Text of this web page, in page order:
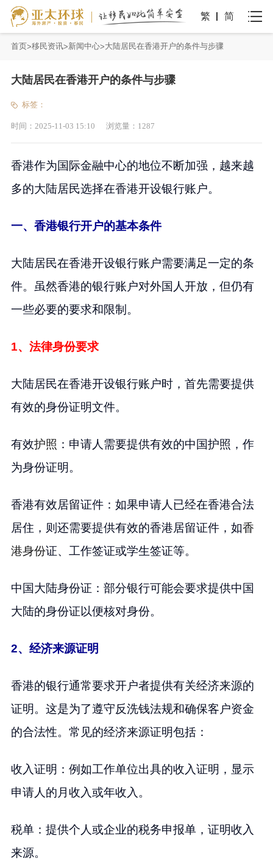
繁 简
首页 移民资讯 新闻中心 大陆居民在香港开户的条件与步骤
大陆居民在香港开户的条件与步骤
标签：
时间： 2025-11-03 15:10 浏览量： 1287
香港作为国际金融中心的地位不断加强，越来越
多的大陆居民选择在香港开设银行账户。
一、香港银行开户的基本条件
大陆居民在香港开设银行账户需要满足一定的条
件。虽然香港的银行账户对外国人开放，但仍有
一些必要的要求和限制。
1、法律身份要求
大陆居民在香港开设银行账户时，首先需要提供
有效的身份证明文件。
有效护照 ：申请人需要提供有效的中国护照，作
为身份证明。
香港有效居留证件：如果申请人已经在香港合法
居住，则还需要提供有效的香港居留证件，如香
港身份证、工作签证或学生签证等。
中国大陆身份证：部分银行可能会要求提供中国
大陆的身份证以便核对身份。
2、经济来源证明
香港的银行通常要求开户者提供有关经济来源的
证明。这是为了遵守反洗钱法规和确保客户资金
的合法性。常见的经济来源证明包括：
收入证明：例如工作单位出具的收入证明，显示
申请人的月收入或年收入。
税单：提供个人或企业的税务申报单，证明收入
来源。